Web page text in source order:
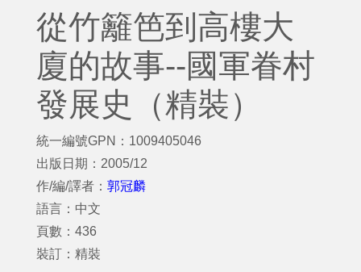
從竹籬笆到高樓大
廈的故事--國軍眷村
發展史（精裝）
統一編號GPN：1009405046
出版日期：2005/12
作/編/譯者： 郭冠麟
語言：中文
頁數：436
裝訂：精裝